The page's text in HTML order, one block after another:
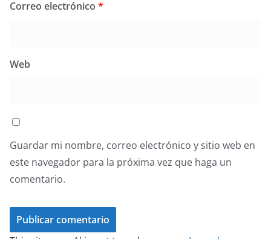
Correo electrónico *
Web
Guardar mi nombre, correo electrónico y sitio web en
este navegador para la próxima vez que haga un
comentario.